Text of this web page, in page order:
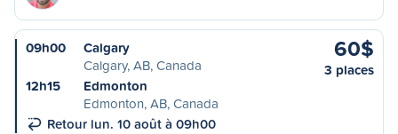
09h00
Calgary
Calgary, AB, Canada
12h15
Edmonton
Edmonton, AB, Canada
Retour lun. 10 août à 09h00
60$
3 places